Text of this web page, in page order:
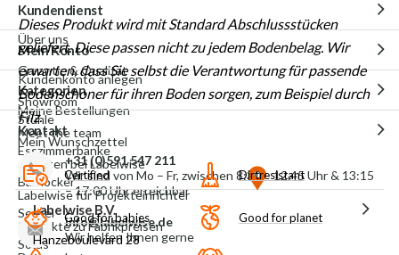
Dieses Produkt wird mit Standard Abschlussstücken
geliefert. Diese passen nicht zu jedem Bodenbelag. Wir
erwarten, dass Sie selbst die Verantwortung für passende
Bodenschoner für ihren Boden sorgen, zum Beispiel durch
Filz.
Certified Dirtresistant
Good for babies Good for planet
Kundendienst
Über uns
Garantie & Qualität
Showroom
Meet the team
Arbeiten bei Labelwise
Labelwise für Projekteinrichter
Produkte zu Fabrikpreisen
Mein Konto
Kundenkonto anlegen
Meine Bestellungen
Mein Wunschzettel
Kategorien
Stühle
Esszimmerbänke
Barhocker
Sessel
Sofas
Kontakt
+31 (0)591 547 211
Wir sind von Mo – Fr, zwischen 8:30 – 12.45 Uhr & 13:15
– 17:00 Uhr erreichbar
info@labelwise.de
Wir helfen Ihnen gerne
Labelwise B.V.
Hanzeboulevard 28